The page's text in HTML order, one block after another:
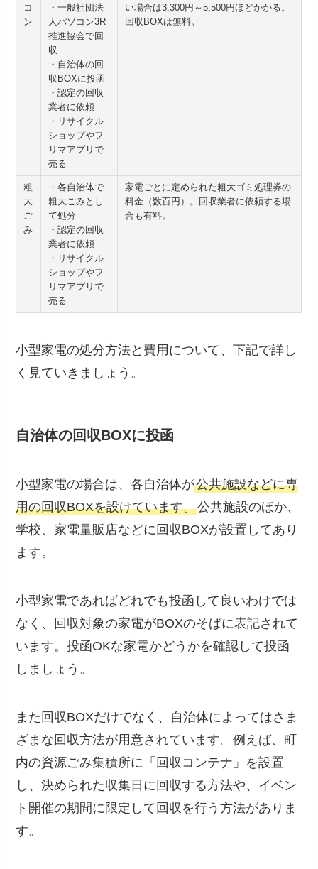
コ
ン
・一般社団法
人パソコン3R
推進協会で回
収
・自治体の回
収BOXに投函
・認定の回収
業者に依頼
・リサイクル
ショップやフ
リマアプリで
売る
い場合は3,300円～5,500円ほどかかる。
回収BOXは無料。
粗
大
ご
み
・各自治体で
粗大ごみとし
て処分
・認定の回収
業者に依頼
・リサイクル
ショップやフ
リマアプリで
売る
家電ごとに定められた粗大ゴミ処理券の
料金（数百円）。回収業者に依頼する場
合も有料。
小型家電の処分方法と費用について、下記で詳し
く見ていきましょう。
自治体の回収BOXに投函
小型家電の場合は、各自治体が公共施設などに専
用の回収BOXを設けています。公共施設のほか、
学校、家電量販店などに回収BOXが設置してあり
ます。
小型家電であればどれでも投函して良いわけでは
なく、回収対象の家電がBOXのそばに表記されて
います。投函OKな家電かどうかを確認して投函
しましょう。
また回収BOXだけでなく、自治体によってはさま
ざまな回収方法が用意されています。例えば、町
内の資源ごみ集積所に「回収コンテナ」を設置
し、決められた収集日に回収する方法や、イベン
ト開催の期間に限定して回収を行う方法がありま
す。